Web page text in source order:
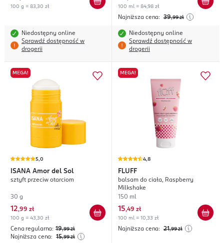
100 g = 83,30 zł
Niedostępny online
Sprawdź dostępność w
drogerii
100 ml = 84,98 zł
Najniższa cena: 39,99 zł
Niedostępny online
Sprawdź dostępność w
drogerii
MEGA!
5,0
ISANA Amor del Sol
sztyft przeciw otarciom
30 g
12,99 zł
100 g = 43,30 zł
Cena regularna: 19,99 zł
Najniższa cena: 15,99 zł
MEGA!
4,8
FLUFF
balsam do ciała, Raspberry
Milkshake
150 ml
15,49 zł
100 ml = 10,33 zł
Najniższa cena: 21,99 zł